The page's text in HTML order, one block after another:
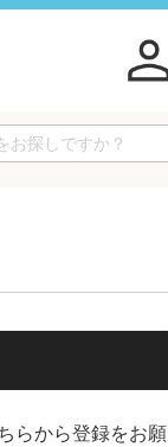
らから登録をお願